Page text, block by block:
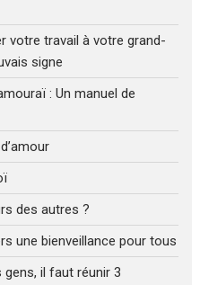
votre travail à votre grand-
signe
: Un manuel de
des autres ?
une bienveillance pour tous
gens, il faut réunir 3